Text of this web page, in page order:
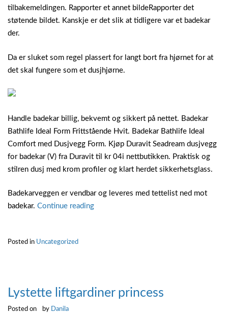
tilbakemeldingen. Rapporter et annet bildeRapporter det
støtende bildet. Kanskje er det slik at tidligere var et badekar
der.
Da er sluket som regel plassert for langt bort fra hjørnet for at
det skal fungere som et dusjhjørne.
Handle badekar billig, bekvemt og sikkert på nettet. Badekar
Bathlife Ideal Form Frittstående Hvit. Badekar Bathlife Ideal
Comfort med Dusjvegg Form. Kjøp Duravit Seadream dusjvegg
for badekar (V) fra Duravit til kr 04i nettbutikken. Praktisk og
stilren dusj med krom profiler og klart herdet sikkerhetsglass.
Badekarveggen er vendbar og leveres med tettelist ned mot
badekar. Continue reading“Dusjvegg
Posted in Uncategorized
Lystette liftgardiner princess
Posted on by Danila